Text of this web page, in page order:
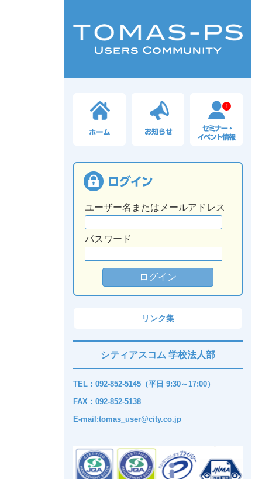
1
ユーザー名またはメールアドレス
パスワード
リンク集
シティアスコム 学校法人部
TEL：092-852-5145（平日 9:30～17:00）
FAX：092-852-5138
E-mail:tomas_user@city.co.jp